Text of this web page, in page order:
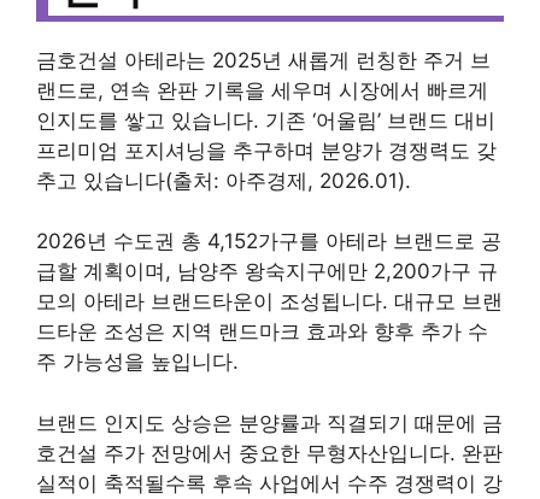
금호건설 아테라는 2025년 새롭게 런칭한 주거 브
랜드로, 연속 완판 기록을 세우며 시장에서 빠르게
인지도를 쌓고 있습니다. 기존 ‘어울림’ 브랜드 대비
프리미엄 포지셔닝을 추구하며 분양가 경쟁력도 갖
추고 있습니다(출처: 아주경제, 2026.01).
2026년 수도권 총 4,152가구를 아테라 브랜드로 공
급할 계획이며, 남양주 왕숙지구에만 2,200가구 규
모의 아테라 브랜드타운이 조성됩니다. 대규모 브랜
드타운 조성은 지역 랜드마크 효과와 향후 추가 수
주 가능성을 높입니다.
브랜드 인지도 상승은 분양률과 직결되기 때문에 금
호건설 주가 전망에서 중요한 무형자산입니다. 완판
실적이 축적될수록 후속 사업에서 수주 경쟁력이 강